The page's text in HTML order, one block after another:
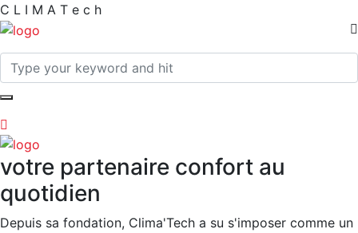
C L I M A T e c h
votre partenaire confort au
quotidien
Depuis sa fondation, Clima'Tech a su s'imposer comme un